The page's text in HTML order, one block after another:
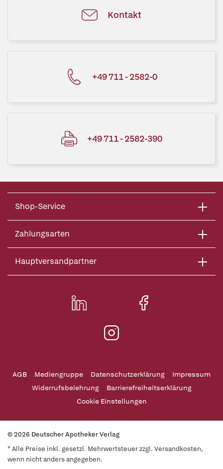
Kontakt
+49 711 - 2582-0
+49 711 - 2582-390
Shop-Service
Zahlungsarten
Hauptversandpartner
AGB Mediengruppe Datenschutzerklärung
Impressum
Widerrufsbelehrung
Barrierefreiheitserklärung
Cookie Einstellungen
© 2026 Deutscher Apotheker Verlag
* Alle Preise inkl. gesetzl. Mehrwertsteuer zzgl. Versandkosten,
wenn nicht anders angegeben.